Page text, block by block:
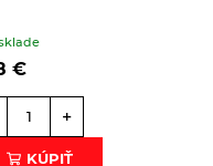
€
+
KÚPIŤ